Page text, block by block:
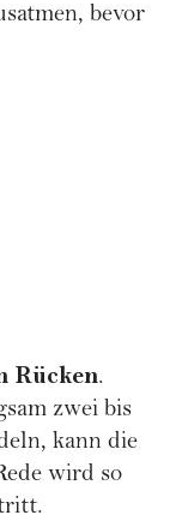
bevor
Rücken.
zwei bis
kann die
wird so